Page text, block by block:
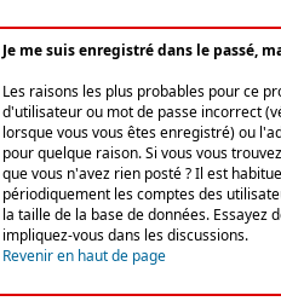
Je me suis enregistré dans le passé,
Les raisons les plus probables pour ce
d'utilisateur ou mot de passe incorrect
lorsque vous vous êtes enregistré) ou
pour quelque raison. Si vous vous
que vous n'avez rien posté ? Il est
périodiquement les comptes des
la taille de la base de données. Essayez
impliquez-vous dans les discussions.
Revenir en haut de page